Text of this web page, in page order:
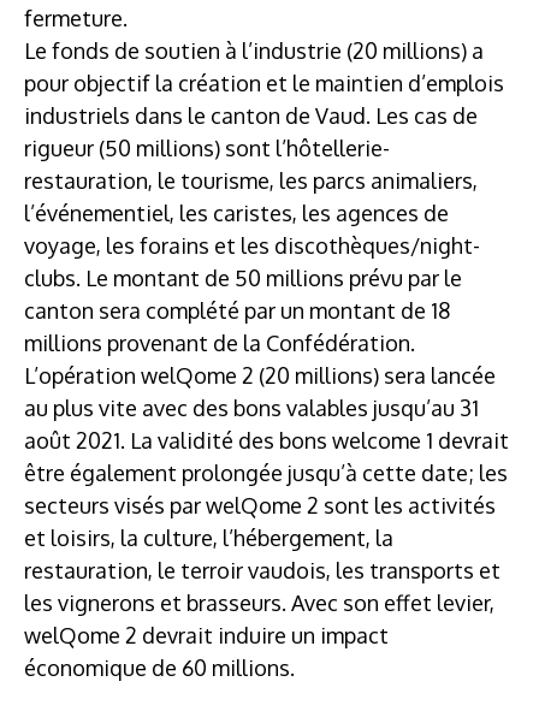
fermeture.
Le fonds de soutien à l’industrie (20 millions) a
pour objectif la création et le maintien d’emplois
industriels dans le canton de Vaud. Les cas de
rigueur (50 millions) sont l’hôtellerie-
restauration, le tourisme, les parcs animaliers,
l’événementiel, les caristes, les agences de
voyage, les forains et les discothèques/night-
clubs. Le montant de 50 millions prévu par le
canton sera complété par un montant de 18
millions provenant de la Confédération.
L’opération welQome 2 (20 millions) sera lancée
au plus vite avec des bons valables jusqu’au 31
août 2021. La validité des bons welcome 1 devrait
être également prolongée jusqu’à cette date; les
secteurs visés par welQome 2 sont les activités
et loisirs, la culture, l’hébergement, la
restauration, le terroir vaudois, les transports et
les vignerons et brasseurs. Avec son effet levier,
welQome 2 devrait induire un impact
économique de 60 millions.